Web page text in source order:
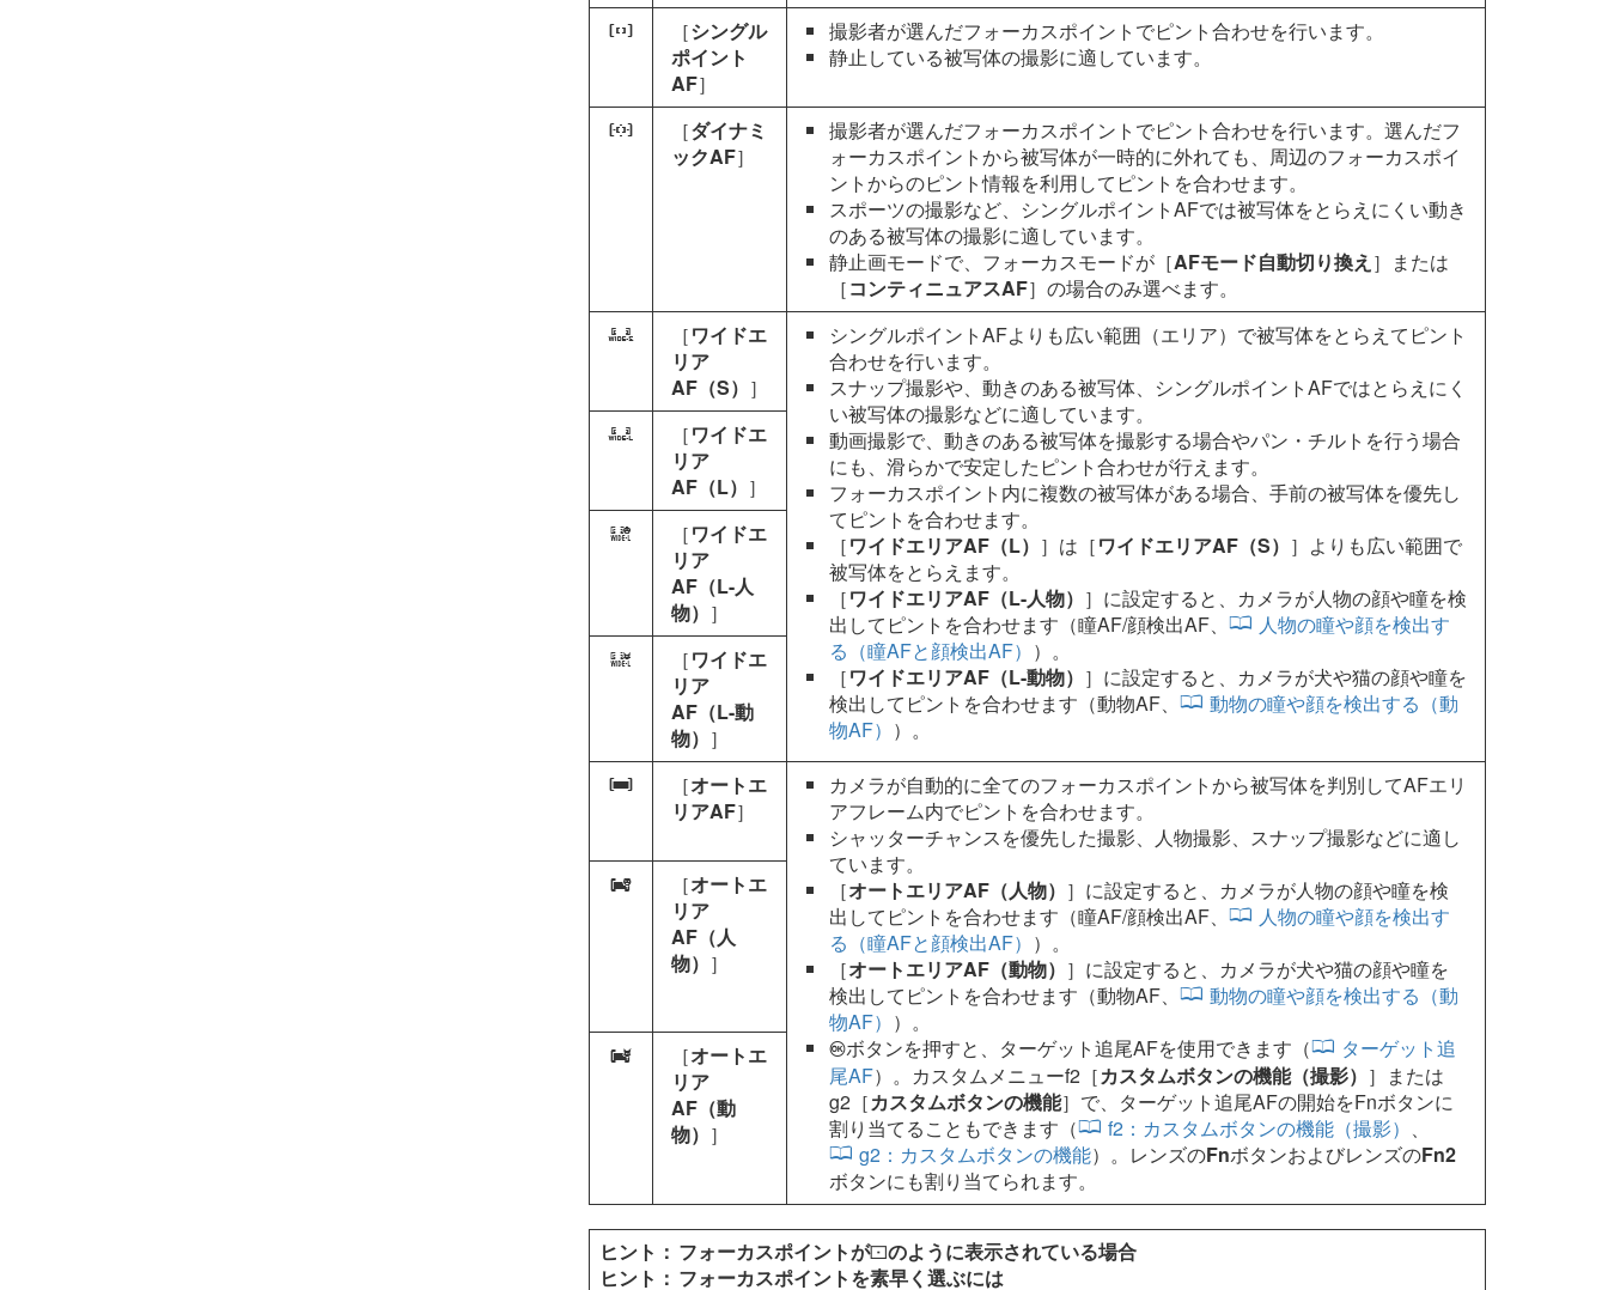
d ［シングル
ポイント
AF］
撮影者が選んだフォーカスポイントでピント合わせを行います。
静止している被写体の撮影に適しています。
e ［ダイナミ
ックAF］
撮影者が選んだフォーカスポイントでピント合わせを行います。選んだフ
ォーカスポイントから被写体が一時的に外れても、周辺のフォーカスポイ
ントからのピント情報を利用してピントを合わせます。
スポーツの撮影など、シングルポイントAFでは被写体をとらえにくい動き
のある被写体の撮影に適しています。
静止画モードで、フォーカスモードが［AFモード自動切り換え ］または
［コンティニュアスAF］の場合のみ選べます。
f ［ワイドエ
リア
AF（S） ］
シングルポイントAFよりも広い範囲（エリア）で被写体をとらえてピント
合わせを行います。
スナップ撮影や、動きのある被写体、シングルポイントAFではとらえにく
い被写体の撮影などに適しています。
動画撮影で、動きのある被写体を撮影する場合やパン・チルトを行う場合
にも、滑らかで安定したピント合わせが行えます。
フォーカスポイント内に複数の被写体がある場合、手前の被写体を優先し
てピントを合わせます。
［ワイドエリアAF（L） ］は［ワイドエリアAF（S） ］よりも広い範囲で
被写体をとらえます。
［ワイドエリアAF（L-人物） ］に設定すると、カメラが人物の顔や瞳を検
出してピントを合わせます（瞳AF/顔検出AF、
人物の瞳や顔を検出す
る（瞳AFと顔検出AF） ）。
［ワイドエリアAF（L-動物） ］に設定すると、カメラが犬や猫の顔や瞳を
検出してピントを合わせます（動物AF、
動物の瞳や顔を検出する（動
物AF） ）。
g ［ワイドエ
リア
AF（L） ］
1 ［ワイドエ
リア
AF（L-人
物） ］
2 ［ワイドエ
リア
AF（L-動
物） ］
h ［オートエ
リアAF］
カメラが自動的に全てのフォーカスポイントから被写体を判別してAFエリ
アフレーム内でピントを合わせます。
シャッターチャンスを優先した撮影、人物撮影、スナップ撮影などに適し
ています。
［オートエリアAF（人物） ］に設定すると、カメラが人物の顔や瞳を検
出してピントを合わせます（瞳AF/顔検出AF、
人物の瞳や顔を検出す
る（瞳AFと顔検出AF） ）。
［オートエリアAF（動物） ］に設定すると、カメラが犬や猫の顔や瞳を
検出してピントを合わせます（動物AF、
動物の瞳や顔を検出する（動
物AF） ）。
Jボタンを押すと、ターゲット追尾AFを使用できます（
ターゲット追
尾AF）。カスタムメニューf2［カスタムボタンの機能（撮影） ］または
g2［カスタムボタンの機能］で、ターゲット追尾AFの開始をFnボタンに
割り当てることもできます（
f2：カスタムボタンの機能（撮影） 、
g2：カスタムボタンの機能）。レンズのFnボタンおよびレンズのFn2
ボタンにも割り当てられます。
5 ［オートエ
リア
AF（人
物） ］
6 ［オートエ
リア
AF（動
物） ］
フォーカスポイントがsのように表示されている場合
フォーカスポイントを素早く選ぶには